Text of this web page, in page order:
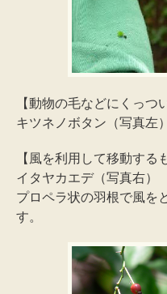
【動物の毛などにくっつ
キツネノボタン（写真左）
【風を利用して移動する
イタヤカエデ（写真右）
プロペラ状の羽根で風を
す。